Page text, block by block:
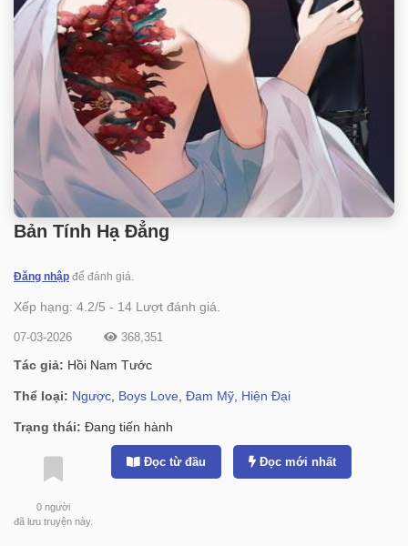
Bản Tính Hạ Đẳng
Đăng nhập để đánh giá.
Xếp hạng: 4.2/5 - 14 Lượt đánh giá.
07-03-2026 368,351
Tác giả: Hồi Nam Tước
Thể loại: Ngược Boys Love Đam Mỹ Hiện Đại
Trạng thái: Đang tiến hành
0 người
đã lưu truyện này.
Đọc từ đầu Đọc mới nhất